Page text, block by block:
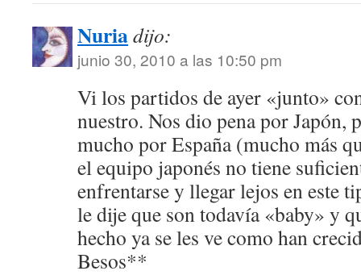
Nuriadijo:
junio 30, 2010 a las 10:50 pm
Vi los partidos de ayer «junto»
nuestro. Nos dio pena por Japón,
mucho por España (mucho más
el equipo japonés no tiene
enfrentarse y llegar lejos en este
le dije que son todavía «baby» y
hecho ya se les ve como han
Besos**